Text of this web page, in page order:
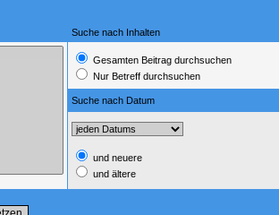
Suche nach Inhalten
Gesamten Beitrag durchsuchen
Nur Betreff durchsuchen
Suche nach Datum
und neuere
und ältere